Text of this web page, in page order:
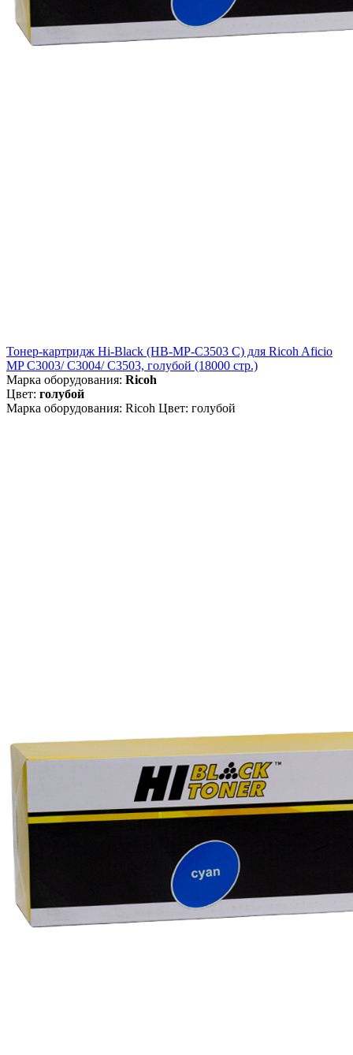
Тонер-картридж Hi-Black (HB-MP-C3503 C) для Ricoh Aficio
MP C3003/ C3004/ C3503, голубой (18000 стр.)
Марка оборудования: Ricoh
Цвет: голубой
Марка оборудования: Ricoh Цвет: голубой